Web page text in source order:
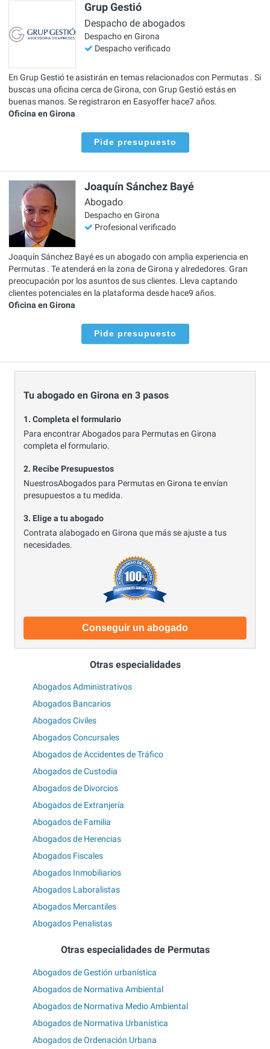
Grup Gestió
Despacho de abogados
Despacho en Girona
Despacho verificado
En Grup Gestió te asistirán en temas relacionados con Permutas . Si
buscas una oficina cerca de Girona, con Grup Gestió estás en
buenas manos. Se registraron en Easyoffer hace7 años.
Oficina en Girona
Pide presupuesto
Joaquín Sánchez Bayé
Abogado
Despacho en Girona
Profesional verificado
Joaquín Sánchez Bayé es un abogado con amplia experiencia en
Permutas . Te atenderá en la zona de Girona y alrededores. Gran
preocupación por los asuntos de sus clientes. Lleva captando
clientes potenciales en la plataforma desde hace9 años.
Oficina en Girona
Pide presupuesto
Tu abogado en Girona en 3 pasos
1. Completa el formulario
Para encontrar Abogados para Permutas en Girona
completa el formulario.
2. Recibe Presupuestos
NuestrosAbogados para Permutas en Girona te envían
presupuestos a tu medida.
3. Elige a tu abogado
Contrata alabogado en Girona que más se ajuste a tus
necesidades.
Conseguir un abogado
Otras especialidades
Abogados Administrativos
Abogados Bancarios
Abogados Civiles
Abogados Concursales
Abogados de Accidentes de Tráfico
Abogados de Custodia
Abogados de Divorcios
Abogados de Extranjería
Abogados de Familia
Abogados de Herencias
Abogados Fiscales
Abogados Inmobiliarios
Abogados Laboralistas
Abogados Mercantiles
Abogados Penalistas
Otras especialidades de Permutas
Abogados de Gestión urbanística
Abogados de Normativa Ambiental
Abogados de Normativa Medio Ambiental
Abogados de Normativa Urbanística
Abogados de Ordenación Urbana